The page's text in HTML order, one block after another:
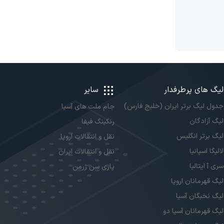
لیگ های پرطرفدار
جدول لیگ برتر ایران (خلیج فارس)
لیگ آزادگان
لیگ برتر انگلیس
لالیگا اسپانیا
سری آ ایتالیا
لیگ قهرمانان اروپا
لیگ نخبگان آسیا
لیگ قهرمانان آسیا دو
سایر
جام ملت های آسیا
رنکینگ فیفا
نقل و انتقالات اروپا
نقل و انتقالات ایران
پاری سن ژرمن